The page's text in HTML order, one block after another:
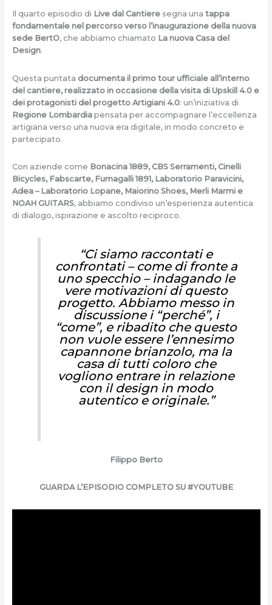
Il quarto episodio di Live dal Cantiere segna una tappa
fondamentale nel percorso verso l’inaugurazione della nuova
sede BertO, che abbiamo chiamato La nuova Casa del
Design.
Questa puntata documenta il primo tour ufficiale all’interno
del cantiere, realizzato in occasione della visita di Upskill 4.0 e
dei protagonisti del progetto Artigiani 4.0: un’iniziativa di
Regione Lombardiapensata per accompagnare l’eccellenza
artigiana verso una nuova era digitale, in modo concreto e
partecipato.
Con aziende come Bonacina 1889, CBS Serramenti, Cinelli
Bicycles, Fabscarte, Fumagalli 1891, Laboratorio Paravicini,
Adea – Laboratorio Lopane, Maiorino Shoes, Merli Marmi e
NOAH GUITARS, abbiamo condiviso un’esperienza autentica
di dialogo, ispirazione e ascolto reciproco.
“Ci siamo raccontati e
confrontati – come di fronte a
uno specchio – indagando le
vere motivazioni di questo
progetto. Abbiamo messo in
discussione i “perché”, i
“come”, e ribadito che questo
non vuole essere l’ennesimo
capannone brianzolo, ma la
casa di tutti coloro che
vogliono entrare in relazione
con il design in modo
autentico e originale.”
Filippo Berto
GUARDA L’EPISODIO COMPLETO SU #YOUTUBE